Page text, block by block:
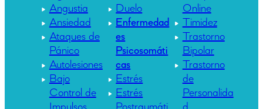
Angustia
Ansiedad
Ataques de
Pánico
Autolesiones
Bajo
Control de
Duelo
Enfermedad
es
Psicosomáti
cas
Estrés
Estrés
Online
Timidez
Trastorno
Bipolar
Trastorno
de
Personalida